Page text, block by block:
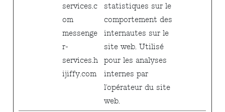
services.c
om
messenge
r-
services.h
ijiffy.com
statistiques sur le
comportement des
internautes sur le
site web. Utilisé
pour les analyses
internes par
l'opérateur du site
web.